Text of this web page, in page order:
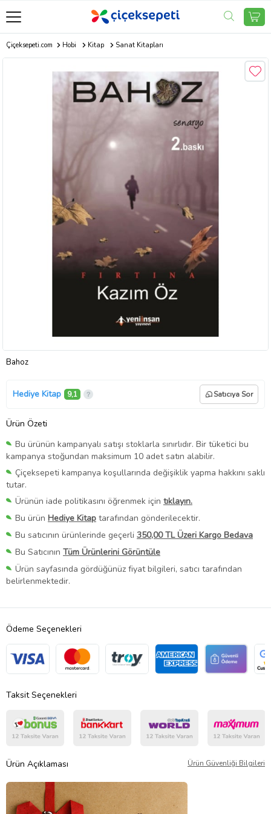
Çiçeksepeti.com Hobi Kitap Sanat Kitapları
Bahoz
Hediye Kitap 9,1 Satıcıya Sor
Ürün Özeti
Bu ürünün kampanyalı satışı stoklarla sınırlıdır. Bir tüketici bu
kampanya stoğundan maksimum 10 adet satın alabilir.
Çiçeksepeti kampanya koşullarında değişiklik yapma hakkını saklı
tutar.
Ürünün iade politikasını öğrenmek için tıklayın.
Bu ürün Hediye Kitap tarafından gönderilecektir.
Bu satıcının ürünlerinde geçerli 350,00 TL Üzeri Kargo Bedava
Bu Satıcının Tüm Ürünlerini Görüntüle
Ürün sayfasında gördüğünüz fiyat bilgileri, satıcı tarafından
belirlenmektedir.
Ödeme Seçenekleri
Taksit Seçenekleri
Ürün Açıklaması Ürün Güvenliği Bilgileri